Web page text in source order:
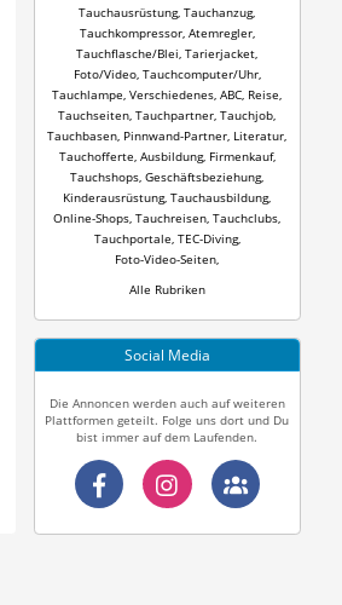
Tauchausrüstung, Tauchanzug,
Tauchkompressor, Atemregler,
Tauchflasche/Blei Tarierjacket
Foto/Video, Tauchcomputer/Uhr,
Tauchlampe Verschiedenes ABC Reise
Tauchseiten Tauchpartner Tauchjob
Tauchbasen Pinnwand-Partner Literatur
Tauchofferte Ausbildung, Firmenkauf,
Tauchshops Geschäftsbeziehung,
Kinderausrüstung, Tauchausbildung,
Online-Shops Tauchreisen Tauchclubs
Tauchportale TEC-Diving,
Foto-Video-Seiten
Alle Rubriken
Social Media
Die Annoncen werden auch auf weiteren
Plattformen geteilt. Folge uns dort und Du
bist immer auf dem Laufenden.